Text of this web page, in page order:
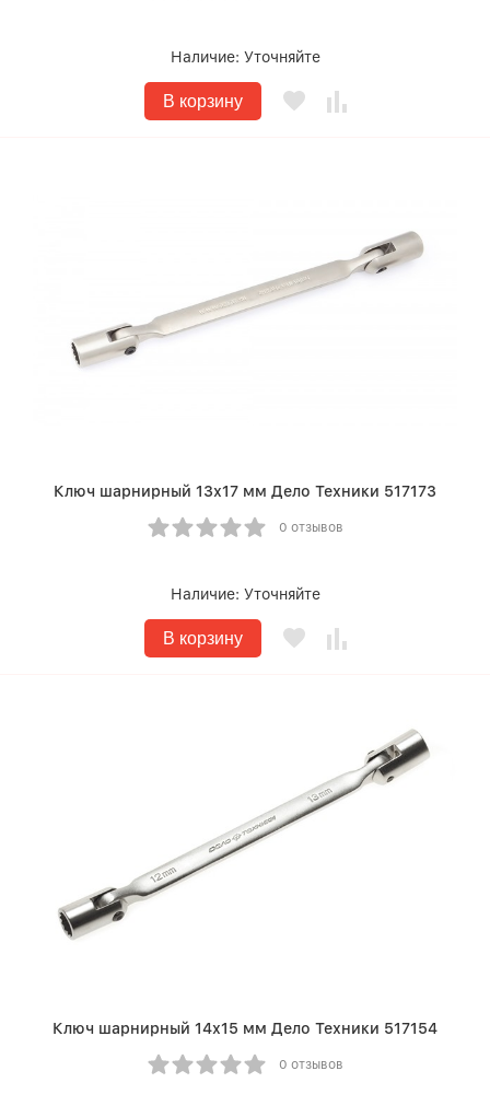
Наличие: Уточняйте
В корзину
Ключ шарнирный 13х17 мм Дело Техники 517173
0 отзывов
Наличие: Уточняйте
В корзину
Ключ шарнирный 14х15 мм Дело Техники 517154
0 отзывов